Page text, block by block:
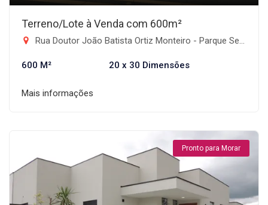
Terreno/Lote à Venda com 600m²
Rua Doutor João Batista Ortiz Monteiro - Parque Senhor do Bonfim, Taubaté-SP
600 M² 20 x 30 Dimensões
Mais informações
Pronto para Morar